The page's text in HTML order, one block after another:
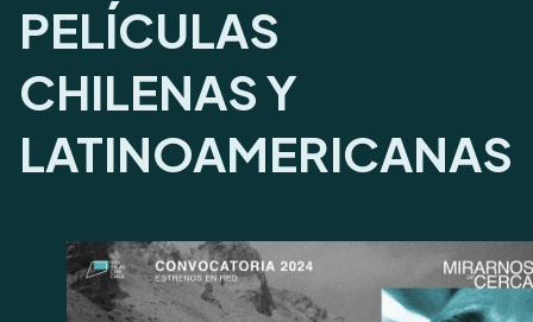
PELÍCULAS
CHILENAS Y
LATINOAMERICANAS